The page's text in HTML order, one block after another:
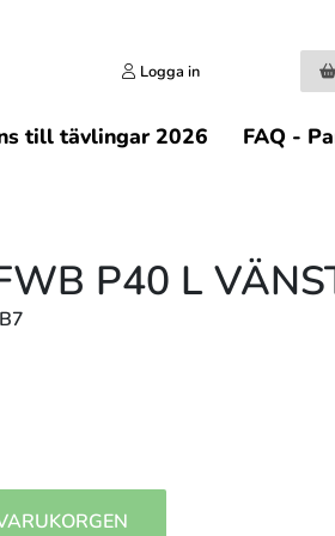
Logga in
till tävlingar 2026 FAQ -
P40 L